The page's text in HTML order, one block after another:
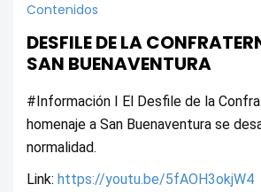
Contenidos
DESFILE DE LA
SAN BUENAVENTURA
#Información I El Desfile de la
homenaje a San Buenaventura se
normalidad.
Link: https://youtu.be/5fAOH3okjW4